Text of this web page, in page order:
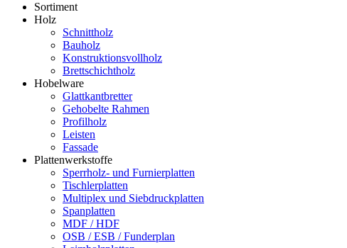
Sortiment
Holz
Schnittholz
Bauholz
Konstruktionsvollholz
Brettschichtholz
Hobelware
Glattkantbretter
Gehobelte Rahmen
Profilholz
Leisten
Fassade
Plattenwerkstoffe
Sperrholz- und Furnierplatten
Tischlerplatten
Multiplex und Siebdruckplatten
Spanplatten
MDF / HDF
OSB / ESB / Funderplan